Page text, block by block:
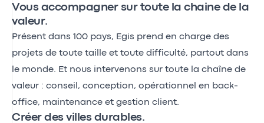
Vous accompagner sur toute la chaine de la
valeur.
Présent dans 100 pays, Egis prend en charge des
projets de toute taille et toute difficulté, partout dans
le monde. Et nous intervenons sur toute la chaîne de
valeur : conseil, conception, opérationnel en back-
office, maintenance et gestion client.
Créer des villes durables.